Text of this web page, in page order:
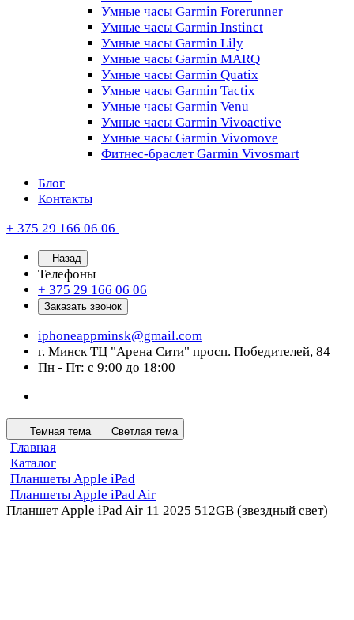
Умные часы Garmin Forerunner
Умные часы Garmin Instinct
Умные часы Garmin Lily
Умные часы Garmin MARQ
Умные часы Garmin Quatix
Умные часы Garmin Tactix
Умные часы Garmin Venu
Умные часы Garmin Vivoactive
Умные часы Garmin Vivomove
Фитнес-браслет Garmin Vivosmart
Блог
Контакты
+ 375 29 166 06 06
Назад
Телефоны
+ 375 29 166 06 06
Заказать звонок
iphoneappminsk@gmail.com
г. Минск ТЦ "Арена Сити" просп. Победителей, 84
Пн - Пт: с 9:00 до 18:00
Темная тема Светлая тема
Главная
Каталог
Планшеты Apple iPad
Планшеты Apple iPad Air
Планшет Apple iPad Air 11 2025 512GB (звездный свет)